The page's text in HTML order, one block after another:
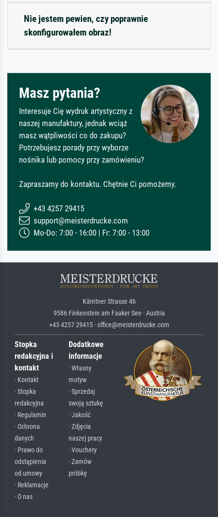
Nie jestem pewien, czy poprawnie
skonfigurowałem obraz!
Masz pytania?
Interesuje Cię wydruk artystyczny z
naszej manufaktury, jednak wciąż
masz wątpliwości co do zakupu?
Potrzebujesz porady przy wyborze
nośnika lub pomocy przy zamówieniu?
Zapraszamy do kontaktu. Chętnie Ci pomożemy.
+43 4257 29415
support@meisterdrucke.com
Mo-Do: 7:00 - 16:00 | Fr: 7:00 - 13:00
Kärntner Strasse 46
9586 Finkenstein am Faaker See · Austria
+43 4257 29415 · office@meisterdrucke.com
Stopka
redakcyjna i
kontakt
· Kontakt
· Stopka
redakcyjna
· Regulamin
· Ochrona
danych
· Prawo do
odstąpienia
od umowy
· Reklamacje
· O nas
Dodatkowe
informacje
· Własny
motyw
· Sprzedaj
swoją sztukę
· Jakość
· Zdjęcia
naszej pracy
· Vouchery
· Zamów
próbkę